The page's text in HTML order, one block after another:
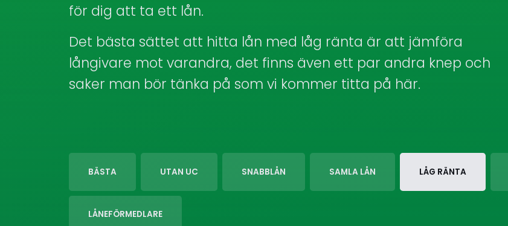
för dig att ta ett lån.
Det bästa sättet att hitta lån med låg ränta är att jämföra
långivare mot varandra, det finns även ett par andra knep och
saker man bör tänka på som vi kommer titta på här.
BÄSTA UTAN UC SNABBLÅN SAMLA LÅN LÅG RÄNTA
LÅNEFÖRMEDLARE